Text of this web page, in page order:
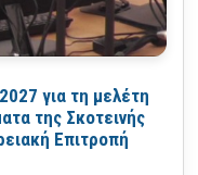
για τη μελέτη
της Σκοτεινής
Επιτροπή